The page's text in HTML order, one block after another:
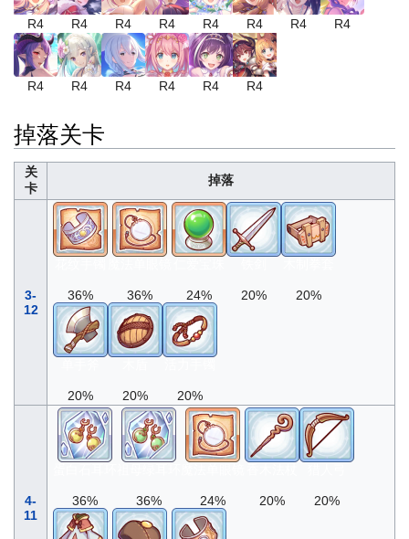
R4 R4 R4 R4 R4 R4 R4 R4
R4 R4 R4 R4 R4 R4
掉落关卡
关
卡
掉落
3-
12
36% 36% 24% 20% 20%
20% 20% 20%
4-
11
36% 36% 24% 20% 20%